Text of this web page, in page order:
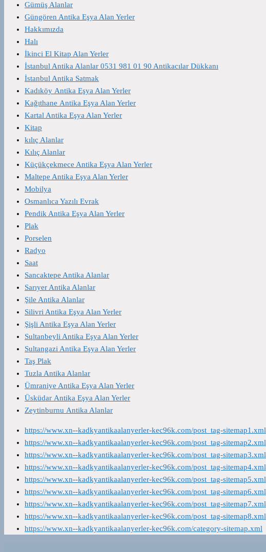
Gümüş Alanlar
Güngören Antika Eşya Alan Yerler
Hakkımızda
Halı
İkinci El Kitap Alan Yerler
İstanbul Antika Alanlar 0531 981 01 90 Antikacılar Dükkanı
İstanbul Antika Satmak
Kadıköy Antika Eşya Alan Yerler
Kağıthane Antika Eşya Alan Yerler
Kartal Antika Eşya Alan Yerler
Kitap
kılıç Alanlar
Kılıç Alanlar
Küçükçekmece Antika Eşya Alan Yerler
Maltepe Antika Eşya Alan Yerler
Mobilya
Osmanlıca Yazılı Evrak
Pendik Antika Eşya Alan Yerler
Plak
Porselen
Radyo
Saat
Sancaktepe Antika Alanlar
Sarıyer Antika Alanlar
Şile Antika Alanlar
Silivri Antika Eşya Alan Yerler
Şişli Antika Eşya Alan Yerler
Sultanbeyli Antika Eşya Alan Yerler
Sultangazi Antika Eşya Alan Yerler
Taş Plak
Tuzla Antika Alanlar
Ümraniye Antika Eşya Alan Yerler
Üsküdar Antika Eşya Alan Yerler
Zeytinburnu Antika Alanlar
https://www.xn--kadkyantikaalanyerler-kec96k.com/post_tag-sitemap1.xml
https://www.xn--kadkyantikaalanyerler-kec96k.com/post_tag-sitemap2.xml
https://www.xn--kadkyantikaalanyerler-kec96k.com/post_tag-sitemap3.xml
https://www.xn--kadkyantikaalanyerler-kec96k.com/post_tag-sitemap4.xml
https://www.xn--kadkyantikaalanyerler-kec96k.com/post_tag-sitemap5.xml
https://www.xn--kadkyantikaalanyerler-kec96k.com/post_tag-sitemap6.xml
https://www.xn--kadkyantikaalanyerler-kec96k.com/post_tag-sitemap7.xml
https://www.xn--kadkyantikaalanyerler-kec96k.com/post_tag-sitemap8.xml
https://www.xn--kadkyantikaalanyerler-kec96k.com/category-sitemap.xml